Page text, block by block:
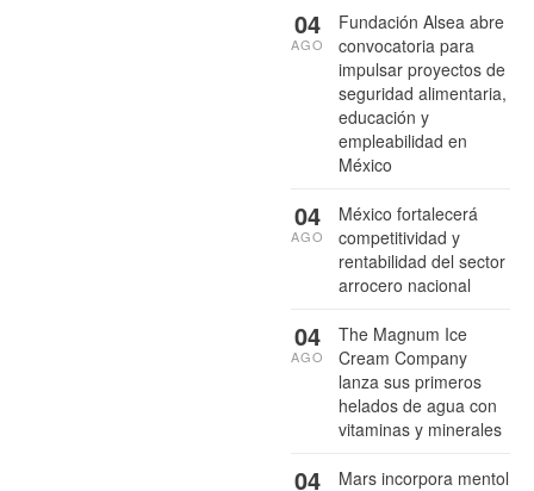
Fundación Alsea abre
convocatoria para
impulsar proyectos de
seguridad alimentaria,
educación y
empleabilidad en
México
04
AGO
México fortalecerá
competitividad y
rentabilidad del sector
arrocero nacional
04
AGO
The Magnum Ice
Cream Company
lanza sus primeros
helados de agua con
vitaminas y minerales
04
AGO
Mars incorpora mentol
04